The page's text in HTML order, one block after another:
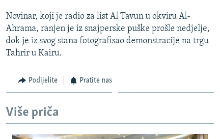
DNEVNO@RSE
SPECIJALI RSE
VIŠE OD NASLOVA
TV LIBERTY
POST SCRIPTUM
Sve RFE/RL stranice
Novinar, koji je radio za list Al Tavun u okviru Al-
Ahrama, ranjen je iz snajperske puške prošle nedjelje,
dok je iz svog stana fotografisao demonstracije na trgu
Tahrir u Kairu.
Podijelite Pratite nas
Više priča